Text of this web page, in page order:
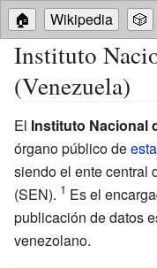
🏠 Wikipedia 🎲
Instituto
(Venezuela)
El Instituto Nacional
órgano público de
siendo el ente central
(SEN).
Es el
publicación de datos
venezolano.